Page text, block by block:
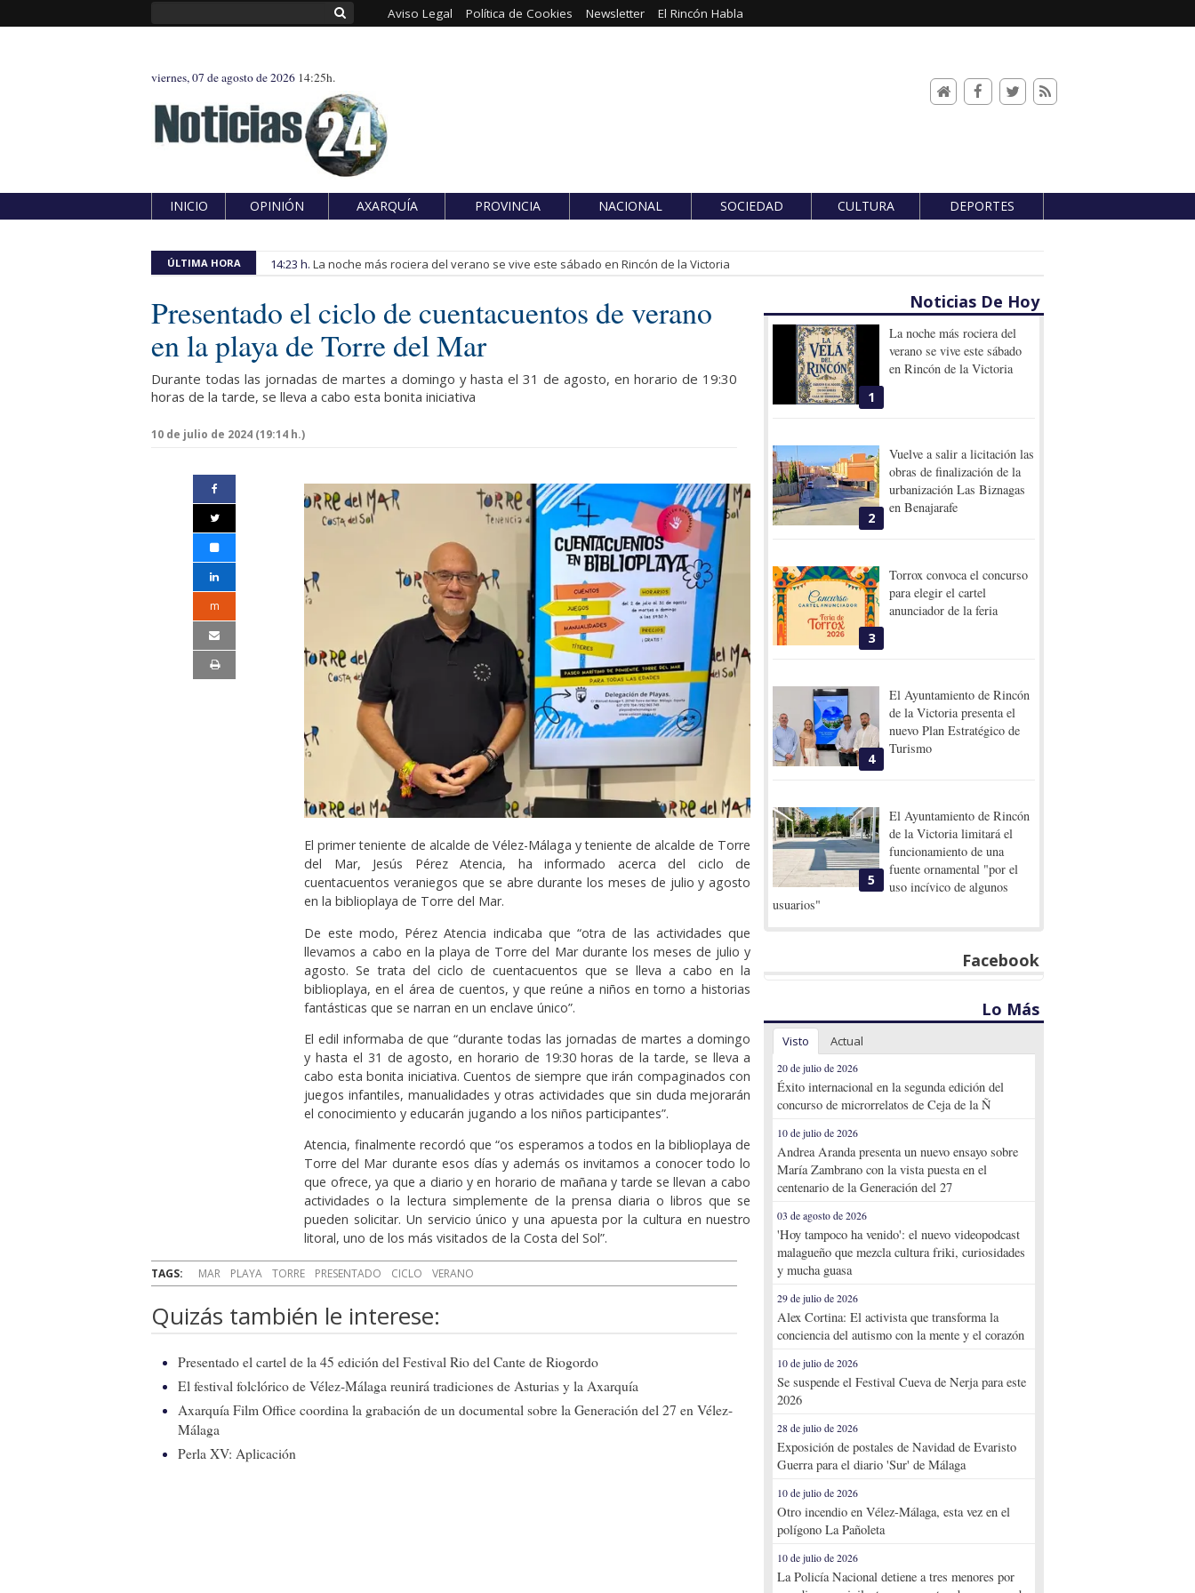
Aviso Legal Política de Cookies Newsletter El Rincón Habla
viernes, 07 de agosto de 2026 14:25h.
INICIO OPINIÓN AXARQUÍA PROVINCIA NACIONAL SOCIEDAD CULTURA DEPORTES
ÚLTIMA HORA 14:23 h. La noche más rociera del verano se vive este sábado en Rincón de la Victoria
Presentado el ciclo de cuentacuentos de verano
en la playa de Torre del Mar
Durante todas las jornadas de martes a domingo y hasta el 31 de agosto, en horario de 19:30
horas de la tarde, se lleva a cabo esta bonita iniciativa
10 de julio de 2024 (19:14 h.)
m
El primer teniente de alcalde de Vélez-Málaga y teniente de alcalde de Torre
del Mar, Jesús Pérez Atencia, ha informado acerca del ciclo de
cuentacuentos veraniegos que se abre durante los meses de julio y agosto
en la biblioplaya de Torre del Mar.
De este modo, Pérez Atencia indicaba que “otra de las actividades que
llevamos a cabo en la playa de Torre del Mar durante los meses de julio y
agosto. Se trata del ciclo de cuentacuentos que se lleva a cabo en la
biblioplaya, en el área de cuentos, y que reúne a niños en torno a historias
fantásticas que se narran en un enclave único”.
El edil informaba de que “durante todas las jornadas de martes a domingo
y hasta el 31 de agosto, en horario de 19:30 horas de la tarde, se lleva a
cabo esta bonita iniciativa. Cuentos de siempre que irán compaginados con
juegos infantiles, manualidades y otras actividades que sin duda mejorarán
el conocimiento y educarán jugando a los niños participantes”.
Atencia, finalmente recordó que “os esperamos a todos en la biblioplaya de
Torre del Mar durante esos días y además os invitamos a conocer todo lo
que ofrece, ya que a diario y en horario de mañana y tarde se llevan a cabo
actividades o la lectura simplemente de la prensa diaria o libros que se
pueden solicitar. Un servicio único y una apuesta por la cultura en nuestro
litoral, uno de los más visitados de la Costa del Sol”.
TAGS: MAR PLAYA TORRE PRESENTADO CICLO VERANO
Quizás también le interese:
Presentado el cartel de la 45 edición del Festival Rio del Cante de Riogordo
El festival folclórico de Vélez-Málaga reunirá tradiciones de Asturias y la Axarquía
Axarquía Film Office coordina la grabación de un documental sobre la Generación del 27 en Vélez-
Málaga
Perla XV: Aplicación
Noticias De Hoy
1
La noche más rociera del
verano se vive este sábado
en Rincón de la Victoria
2
Vuelve a salir a licitación las
obras de finalización de la
urbanización Las Biznagas
en Benajarafe
3
Torrox convoca el concurso
para elegir el cartel
anunciador de la feria
4
El Ayuntamiento de Rincón
de la Victoria presenta el
nuevo Plan Estratégico de
Turismo
5
El Ayuntamiento de Rincón
de la Victoria limitará el
funcionamiento de una
fuente ornamental "por el
uso incívico de algunos
usuarios"
Facebook
Lo Más
Visto Actual
20 de julio de 2026
Éxito internacional en la segunda edición del
concurso de microrrelatos de Ceja de la Ñ
10 de julio de 2026
Andrea Aranda presenta un nuevo ensayo sobre
María Zambrano con la vista puesta en el
centenario de la Generación del 27
03 de agosto de 2026
'Hoy tampoco ha venido': el nuevo videopodcast
malagueño que mezcla cultura friki, curiosidades
y mucha guasa
29 de julio de 2026
Alex Cortina: El activista que transforma la
conciencia del autismo con la mente y el corazón
10 de julio de 2026
Se suspende el Festival Cueva de Nerja para este
2026
28 de julio de 2026
Exposición de postales de Navidad de Evaristo
Guerra para el diario 'Sur' de Málaga
10 de julio de 2026
Otro incendio en Vélez-Málaga, esta vez en el
polígono La Pañoleta
10 de julio de 2026
La Policía Nacional detiene a tres menores por